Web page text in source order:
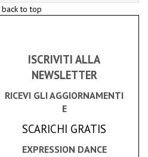
back to top
ISCRIVITI ALLA
NEWSLETTER
RICEVI GLI AGGIORNAMENTI
E
SCARICHI GRATIS
EXPRESSION DANCE